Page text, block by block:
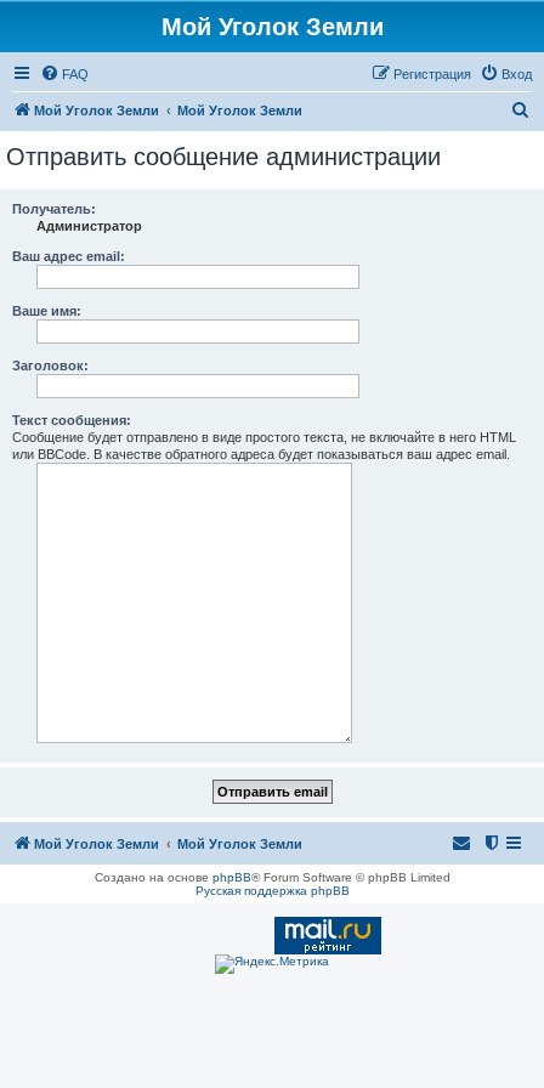
Мой Уголок Земли
FAQ Вход
Регистрация
Мой Уголок Земли Мой Уголок Земли
Отправить сообщение администрации
Получатель:
Администратор
Ваш адрес email:
Ваше имя:
Заголовок:
Текст сообщения:
Сообщение будет отправлено в виде простого текста, не включайте в него HTML
или BBCode. В качестве обратного адреса будет показываться ваш адрес email.
Мой Уголок Земли Мой Уголок Земли
Создано на основе phpBB® Forum Software © phpBB Limited
Русская поддержка phpBB